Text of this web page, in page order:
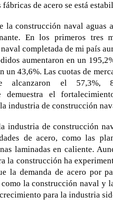
de acero se está
la construcción naval aguas
En los primeros tres
completada de mi país
aumentaron en un
un 43,6%. Las cuotas de
alcanzaron el 57,3%,
demuestra el
industria de construcción
industria de construcción
de acero, como las
laminadas en caliente.
la construcción ha
la demanda de acero por
la construcción naval y
para la industria